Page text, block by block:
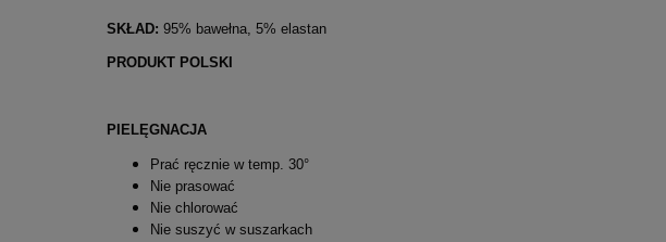
SKŁAD: 95% bawełna, 5% elastan
PRODUKT POLSKI
PIELĘGNACJA
Prać ręcznie w temp. 30°
Nie prasować
Nie chlorować
Nie suszyć w suszarkach